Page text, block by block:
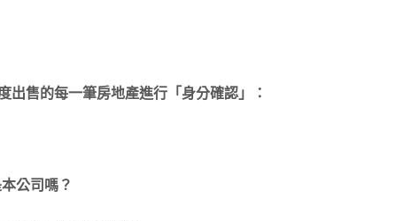
出售的每一筆房地產進行「身分確認」：
公司嗎？